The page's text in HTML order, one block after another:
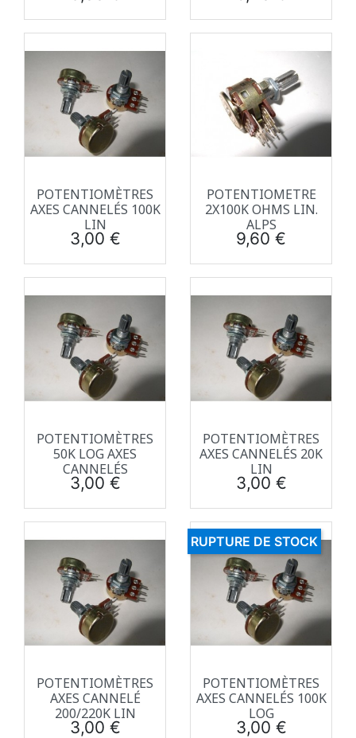
POTENTIOMÈTRES
AXES CANNELÉS 100K
LIN
Prix
3,00 €
POTENTIOMETRE
2X100K OHMS LIN.
ALPS
Prix
9,60 €
POTENTIOMÈTRES
50K LOG AXES
CANNELÉS
Prix
3,00 €
POTENTIOMÈTRES
AXES CANNELÉS 20K
LIN
Prix
3,00 €
POTENTIOMÈTRES
AXES CANNELÉ
200/220K LIN
Prix
3,00 €
POTENTIOMÈTRES
AXES CANNELÉS 100K
LOG
Prix
3,00 €
RUPTURE DE STOCK